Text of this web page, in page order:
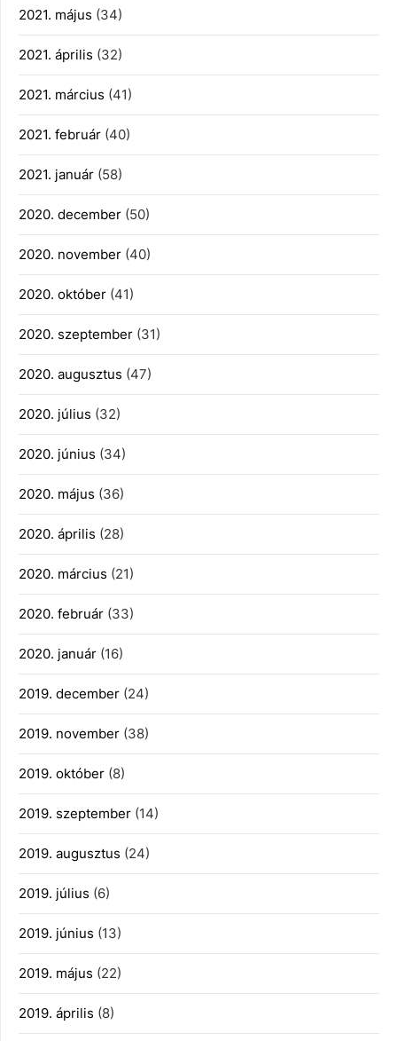
2021. május (34)
2021. április (32)
2021. március (41)
2021. február (40)
2021. január (58)
2020. december (50)
2020. november (40)
2020. október (41)
2020. szeptember (31)
2020. augusztus (47)
2020. július (32)
2020. június (34)
2020. május (36)
2020. április (28)
2020. március (21)
2020. február (33)
2020. január (16)
2019. december (24)
2019. november (38)
2019. október (8)
2019. szeptember (14)
2019. augusztus (24)
2019. július (6)
2019. június (13)
2019. május (22)
2019. április (8)